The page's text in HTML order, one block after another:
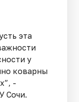
эта
у
коварны
-
Сочи.